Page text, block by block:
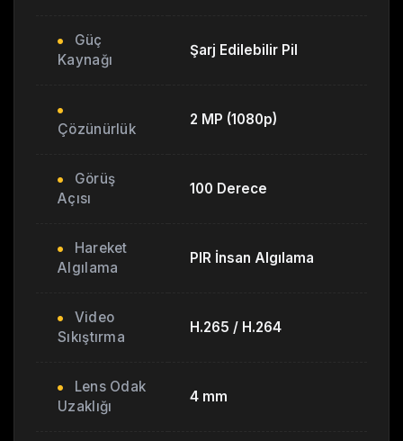
Güç
Kaynağı
Şarj Edilebilir Pil
Çözünürlük
2 MP (1080p)
Görüş
Açısı
100 Derece
Hareket
Algılama
PIR İnsan Algılama
Video
Sıkıştırma
H.265 / H.264
Lens Odak
Uzaklığı
4 mm